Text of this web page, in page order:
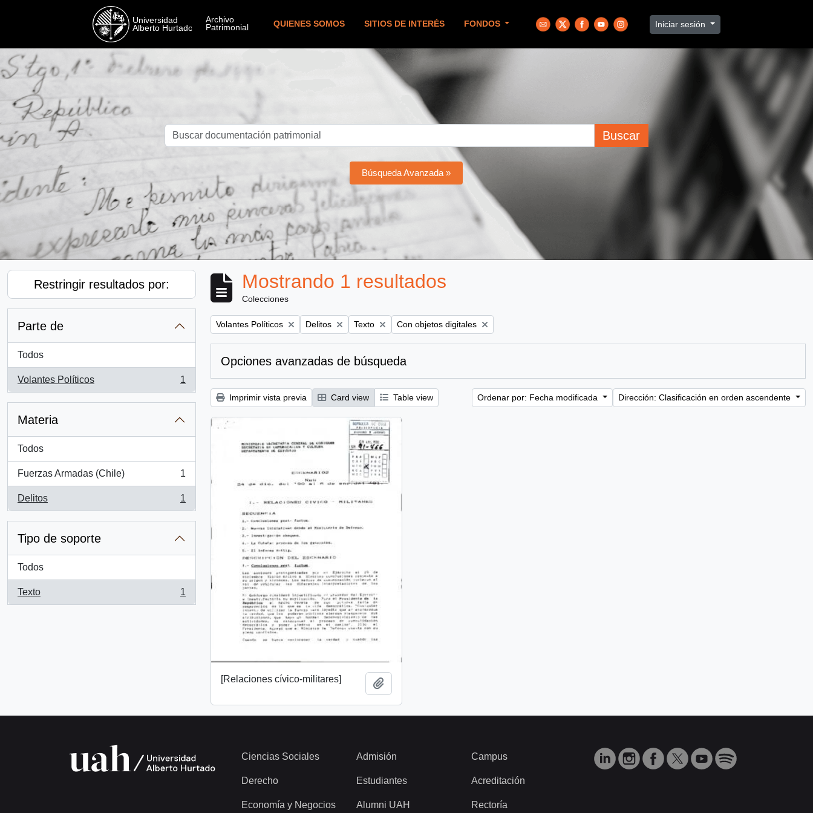
QUIENES SOMOS SITIOS DE INTERÉS FONDOS Iniciar sesión
Buscar
Búsqueda Avanzada »
Restringir resultados por:
Parte de
Todos
Volantes Políticos
, 1 resultados
1
Materia
Todos
Fuerzas Armadas (Chile)
, 1 resultados
1
Delitos
, 1 resultados
1
Tipo de soporte
Todos
Texto
, 1 resultados
1
Mostrando 1 resultados
Colecciones
Remove filter:
Volantes Políticos Remove filter:
Delitos Remove filter:
Texto Remove filter:
Con objetos digitales
Opciones avanzadas de búsqueda
Imprimir vista previa Card view Table view Ordenar por: Fecha modificada Dirección: Clasificación en orden ascendente
[Relaciones cívico-militares]
Ciencias Sociales
Derecho
Economía y Negocios
Admisión
Estudiantes
Alumni UAH
Campus
Acreditación
Rectoría